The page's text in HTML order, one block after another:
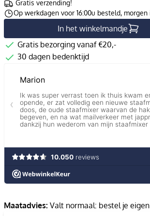
Gratis verzending!
Op werkdagen voor 16:00u besteld, morgen
In het winkelmandje
Gratis bezorging vanaf €20,-
30 dagen bedenktijd
Maatadvies: Valt normaal: bestel je